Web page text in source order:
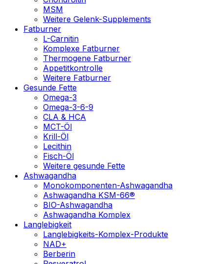
MSM
Weitere Gelenk-Supplements
Fatburner
L-Carnitin
Komplexe Fatburner
Thermogene Fatburner
Appetitkontrolle
Weitere Fatburner
Gesunde Fette
Omega-3
Omega-3-6-9
CLA & HCA
MCT-Öl
Krill-Öl
Lecithin
Fisch-Öl
Weitere gesunde Fette
Ashwagandha
Monokomponenten-Ashwagandha
Ashwagandha KSM-66®
BIO-Ashwagandha
Ashwagandha Komplex
Langlebigkeit
Langlebigkeits-Komplex-Produkte
NAD+
Berberin